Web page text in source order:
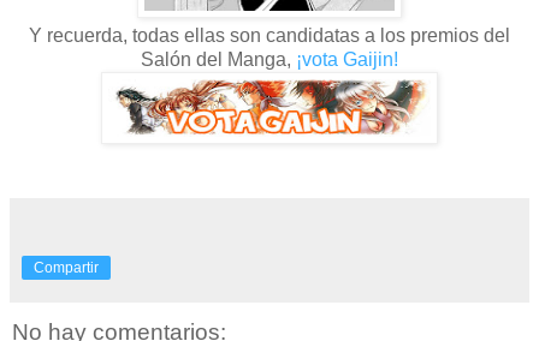
Y recuerda, todas ellas son candidatas a los premios del
Salón del Manga, ¡vota Gaijin!
Compartir
No hay comentarios: